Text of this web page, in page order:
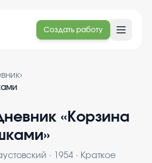
Создать работу
›
« Корзина
»
· 1954 · Краткое